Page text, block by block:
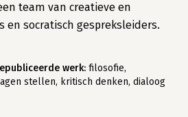
team van creatieve en
en socratisch gespreksleiders.
werk: filosofie,
stellen, kritisch denken, dialoog